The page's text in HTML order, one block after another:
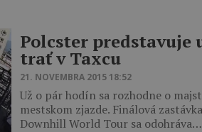
Polcster predstavuje
trať v Taxcu
21. NOVEMBRA 2015 18:52
Už o pár hodín sa rozhodne o
mestskom zjazde. Finálová
Downhill World Tour sa odohráva…